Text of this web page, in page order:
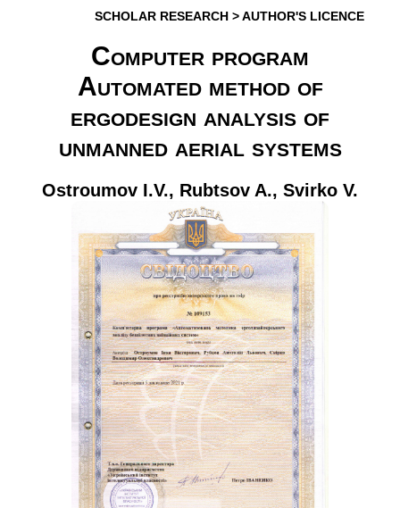
SCHOLAR RESEARCH >AUTHOR'S LICENCE
Computer program
Automated method of
ergodesign analysis of
unmanned aerial systems
Ostroumov I.V., Rubtsov A., Svirko V.